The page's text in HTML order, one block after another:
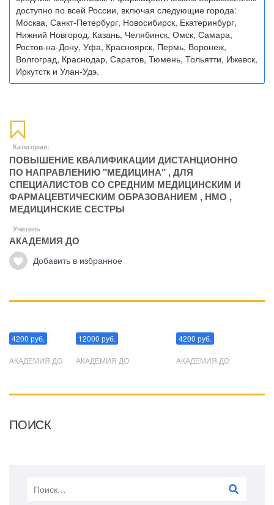
доступно по всей России, включая следующие города:
Москва, Санкт-Петербург, Новосибирск, Екатеринбург,
Нижний Новгород, Казань, Челябинск, Омск, Самара,
Ростов-на-Дону, Уфа, Красноярск, Пермь, Воронеж,
Волгоград, Краснодар, Саратов, Тюмень, Тольятти, Ижевск,
Иркутстк и Улан-Удэ.
Категория:
ПОВЫШЕНИЕ КВАЛИФИКАЦИИ ДИСТАНЦИОННО
ПО НАПРАВЛЕНИЮ "МЕДИЦИНА" ,ДЛЯ
СПЕЦИАЛИСТОВ СО СРЕДНИМ МЕДИЦИНСКИМ И
ФАРМАЦЕВТИЧЕСКИМ ОБРАЗОВАНИЕМ , НМО ,
МЕДИЦИНСКИЕ СЕСТРЫ
Учитель
АКАДЕМИЯ ДО
Добавить в избранное
4200 руб.
АКАДЕМИЯ ДО
12000 руб.
АКАДЕМИЯ ДО
4200 руб.
АКАДЕМИЯ ДО
ПОИСК